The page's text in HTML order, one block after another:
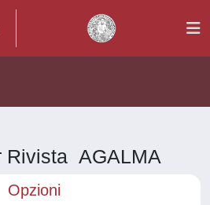
Rivista AGALMA
Opzioni